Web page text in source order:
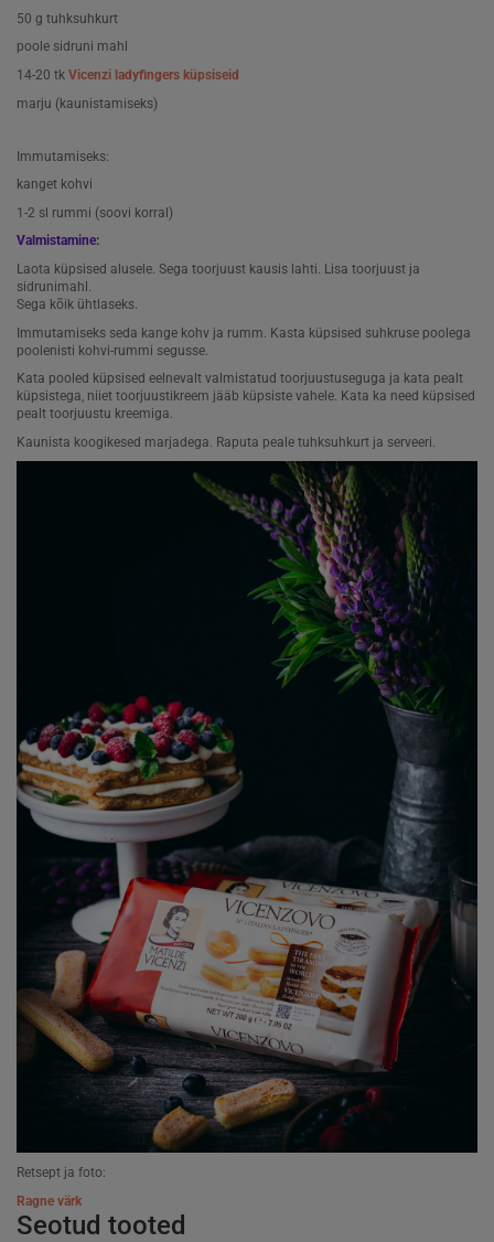
50 g tuhksuhkurt
poole sidruni mahl
14-20 tk Vicenzi ladyfingers küpsiseid
marju (kaunistamiseks)
Immutamiseks:
kanget kohvi
1-2 sl rummi (soovi korral)
Valmistamine:
Laota küpsised alusele. Sega toorjuust kausis lahti. Lisa toorjuust ja
sidrunimahl.
Sega kõik ühtlaseks.
Immutamiseks seda kange kohv ja rumm. Kasta küpsised suhkruse poolega
poolenisti kohvi-rummi segusse.
Kata pooled küpsised eelnevalt valmistatud toorjuustuseguga ja kata pealt
küpsistega, niiet toorjuustikreem jääb küpsiste vahele. Kata ka need küpsised
pealt toorjuustu kreemiga.
Kaunista koogikesed marjadega. Raputa peale tuhksuhkurt ja serveeri.
Retsept ja foto:
Ragne värk
Seotud tooted